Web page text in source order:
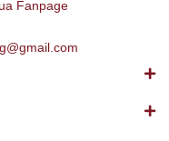
Fanpage